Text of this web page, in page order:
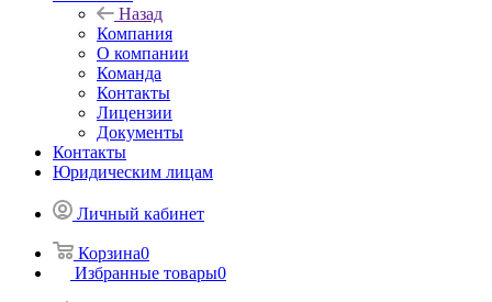
Назад
Компания
О компании
Команда
Контакты
Лицензии
Документы
Контакты
Юридическим лицам
Личный кабинет
Корзина0
Избранные товары0